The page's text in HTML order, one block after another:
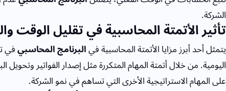
الشركة.
تأثير الأتمتة المحاسبية في تقليل الوقت
يتمثل أحد أبرز مزايا الأتمتة المحاسبية فيالبرنامج المحاسبيفي
اليومية. من خلال أتمتة المهام المتكررة مثل إصدار الفواتير وتحويل
على المهام الاستراتيجية الأخرى التي تساهم في نمو الشركة.